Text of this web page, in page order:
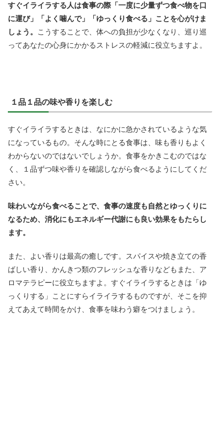
すぐイライラする人は食事の際「一度に少量ずつ食べ物を口
に運び」「よく噛んで」「ゆっくり食べる」ことを心がけま
しょう。
こうすることで、体への負担が少なくなり、巡り巡
ってあなたの心身にかかるストレスの軽減に役立ちますよ。
１品１品の味や香りを楽しむ
すぐイライラするときは、なにかに急かされているような気
になっているもの。そんな時にとる食事は、味も香りもよく
わからないのではないでしょうか。食事をかきこむのではな
く、１品ずつ味や香りを確認しながら食べるようにしてくだ
さい。
味わいながら食べることで、食事の速度も自然とゆっくりに
なるため、消化にもエネルギー代謝にも良い効果をもたらし
ます。
また、よい香りは最高の癒しです。スパイスや焼き立ての香
ばしい香り、かんきつ類のフレッシュな香りなどもまた、ア
ロマテラピーに役立ちますよ。すぐイライラするときは「ゆ
っくりする」ことにすらイライラするものですが、そこを抑
えてあえて時間をかけ、食事を味わう癖をつけましょう。